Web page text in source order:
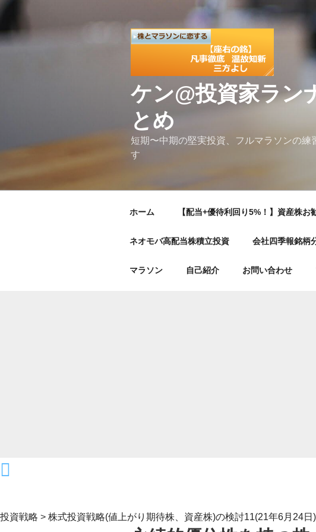
コ
テ
ケン@投資家ラン
とめ
短期〜中期の堅実投資、フルマラソンの
す
ホーム 【配当+優待利回り5%！】資産株お
ネオモバ高配当株積立投資 会社四季報銘柄
マラソン 自己紹介 お問い合わせ
投資戦略 > 株式投資戦略(値上がり期待株、資産株)の検討11(21年6月24日)